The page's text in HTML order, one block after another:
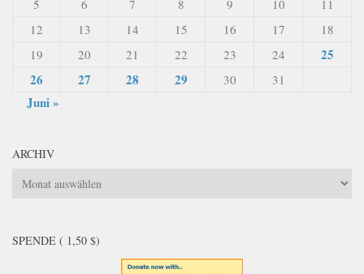
5
6 7 8 9 10
11
12
13 14 15 16 17
18
19
20 21 22 23 24
25
26
27 28 29 30 31
Juni »
ARCHIV
Archiv
SPENDE ( 1,50 $)